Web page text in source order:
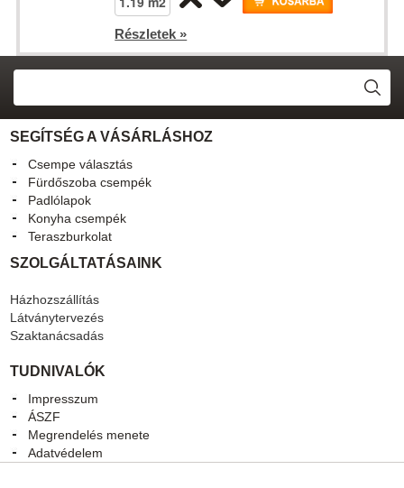
Részletek »
SEGÍTSÉG A VÁSÁRLÁSHOZ
Csempe választás
Fürdőszoba csempék
Padlólapok
Konyha csempék
Teraszburkolat
SZOLGÁLTATÁSAINK
Házhozszállítás
Látványtervezés
Szaktanácsadás
TUDNIVALÓK
Impresszum
ÁSZF
Megrendelés menete
Adatvédelem